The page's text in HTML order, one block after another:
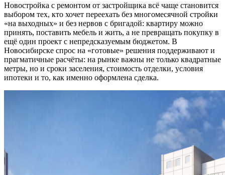
Новостройка с ремонтом от застройщика всё чаще становится
выбором тех, кто хочет переехать без многомесячной стройки
«на выходных» и без нервов с бригадой: квартиру можно
принять, поставить мебель и жить, а не превращать покупку в
ещё один проект с непредсказуемым бюджетом. В
Новосибирске спрос на «готовые» решения поддерживают и
прагматичные расчёты: на рынке важны не только квадратные
метры, но и сроки заселения, стоимость отделки, условия
ипотеки и то, как именно оформлена сделка.